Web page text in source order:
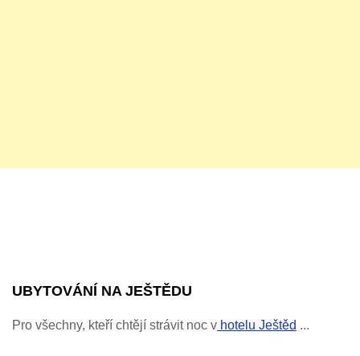
UBYTOVÁNÍ NA JEŠTĚDU
Pro všechny, kteří chtějí strávit noc v hotelu Ještěd ...